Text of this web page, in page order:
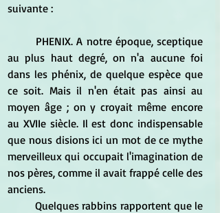
suivante :
au plus haut degré, on n'a aucune foi
dans les phénix, de quelque espèce que
ce soit. Mais il n'en était pas ainsi au
moyen âge ; on y croyait même encore
au XVIIe siècle. Il est donc indispensable
que nous disions ici un mot de ce mythe
merveilleux qui occupait l'imagination de
nos pères, comme il avait frappé celle des
anciens.
	Quelques rabbins rapportent que le